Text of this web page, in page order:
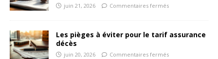
juin 21, 2026 Commentaires fermés
Les pièges à éviter pour le tarif assurance
décès
juin 20, 2026 Commentaires fermés